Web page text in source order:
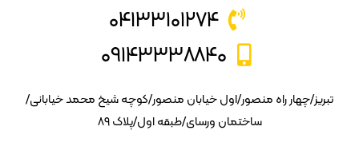
۰۴۱۳۳۱۰۱۲۷۴
۰۹۱۴۳۳۳۸۸۴۰
تبریز/چهار راه منصور/اول خیابان منصور/کوچه شیخ محمد خیابانی/
ساختمان ورسای/طبقه اول/پلاک ۸۹